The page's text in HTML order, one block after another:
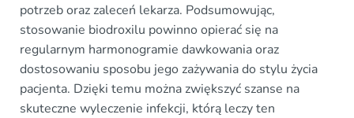
potrzeb oraz zaleceń lekarza. Podsumowując,
stosowanie biodroxilu powinno opierać się na
regularnym harmonogramie dawkowania oraz
dostosowaniu sposobu jego zażywania do stylu życia
pacjenta. Dzięki temu można zwiększyć szanse na
skuteczne wyleczenie infekcji, którą leczy ten